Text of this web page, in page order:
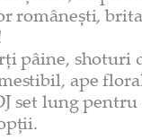
pâine, shoturi
ape
set lung